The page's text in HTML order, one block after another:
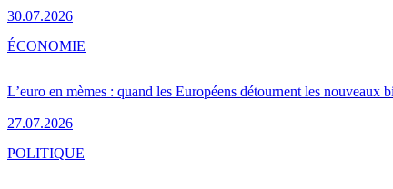
30.07.2026
L’euro en mèmes : quand les Européens détournent les nouveaux
27.07.2026
ÉCONOMIE
POLITIQUE